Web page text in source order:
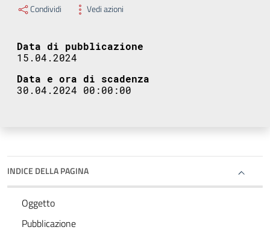
Condividi Vedi azioni
Data di pubblicazione
15.04.2024
Data e ora di scadenza
30.04.2024 00:00:00
INDICE DELLA PAGINA
Oggetto
Pubblicazione